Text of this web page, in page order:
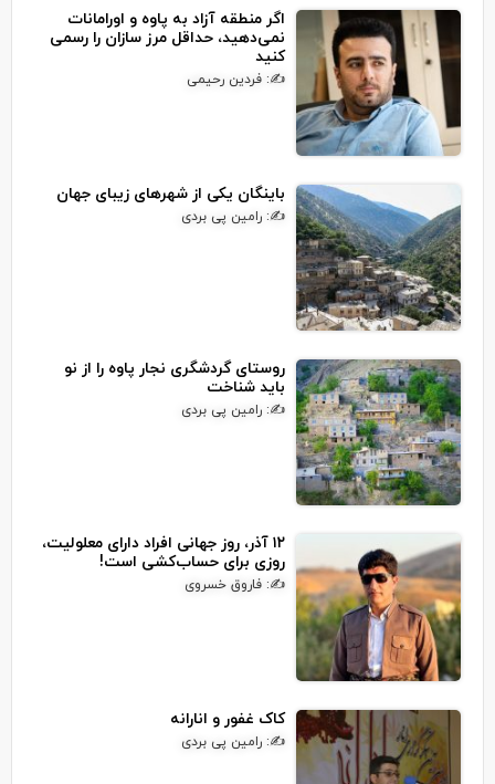
اگر منطقه آزاد به پاوه و اورامانات
نمی‌دهید، حداقل مرز سازان را رسمی
کنید
✍: فردین رحیمی
باینگان یکی از شهرهای زیبای جهان
✍: رامین پی بردی
روستای گردشگری نجار پاوه را از نو
باید شناخت
✍: رامین پی بردی
۱۲ آذر، روز جهانی افراد دارای معلولیت،
روزی برای حساب‌کشی است!
✍: فاروق خسروی
کاک غفور و انارانه
✍: رامین پی بردی